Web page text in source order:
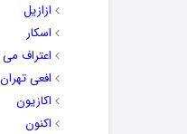
ازازیل
اسکار
اعتراف
افعی تهران
اکازیون
اکنون